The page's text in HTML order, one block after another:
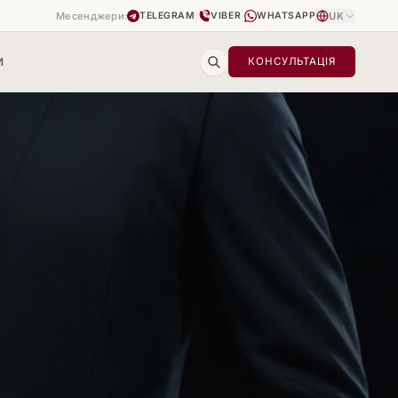
Месенджери: TELEGRAM VIBER | WHATSAPP UK
КОНСУЛЬТАЦІЯ